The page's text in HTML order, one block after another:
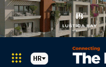
HR